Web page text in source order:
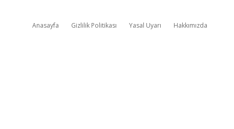
Anasayfa Gizlilik Politikası Yasal Uyarı Hakkımızda